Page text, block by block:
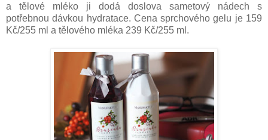
a tělové mléko ji dodá doslova sametový nádech s
potřebnou dávkou hydratace. Cena sprchového gelu je 159
Kč/255 ml a tělového mléka 239 Kč/255 ml.